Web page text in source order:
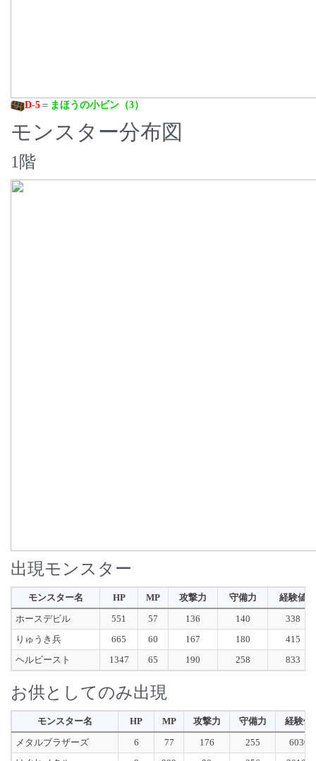
D-5 ＝ まほうの小ビン（3）
モンスター分布図
1階
出現モンスター
モンスター名 HP MP 攻撃力 守備力
経験値
ホースデビル
551 57 136 140
338
りゅうき兵
665 60 167 180
415
ヘルビースト
1347 65 190 258 833
お供としてのみ出現
モンスター名 HP MP 攻撃力 守備力
経験値
メタルブラザーズ
6 77 176 255
6030